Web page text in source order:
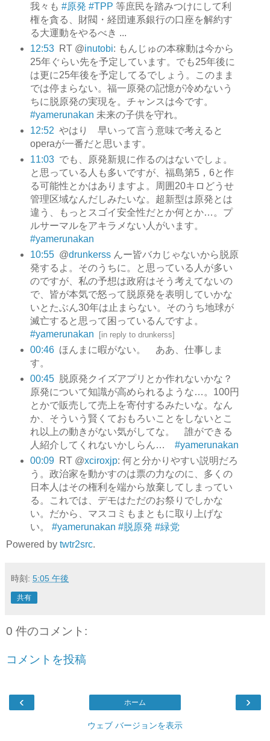
我々も #原発 #TPP 等庶民を踏みつけにして利
権を貪る、財閥・経団連系銀行の口座を解約す
る大運動をやるべき ...
12:53
RT @inutobi: もんじゅの本稼動は今から
25年ぐらい先を予定しています。でも25年後に
は更に25年後を予定してるでしょう。このまま
では停まらない。福一原発の記憶が冷めないう
ちに脱原発の実現を。チャンスは今です。
#yamerunakan 未来の子供を守れ。
12:52 やはり 早いって言う意味で考えると
operaが一番だと思います。
11:03 でも、原発新規に作るのはないでしょ。
と思っている人も多いですが、福島第5，6と作
る可能性とかはありますよ。周囲20キロどうせ
管理区域なんだしみたいな。超新型は原発とは
違う、もっとスゴイ安全性だとか何とか…。プ
ルサーマルをアキラメない人がいます。
#yamerunakan
10:55 @drunkerssんー皆バカじゃないから脱原
発するよ。そのうちに。と思っている人が多い
のですが、私の予想は政府はそう考えてないの
で、皆が本気で怒って脱原発を表明していかな
いとたぶん30年は止まらない。そのうち地球が
滅亡すると思って困っているんですよ。
#yamerunakan [in reply to drunkerss]
00:46 ほんまに暇がない。 ああ、仕事しま
す。
00:45
脱原発クイズアプリとか作れないかな？
原発について知識が高められるような…。100円
とかで販売して売上を寄付するみたいな。なん
か、そういう賢くておもろいことをしないとこ
れ以上の動きがない気がしてな。 誰ができる
人紹介してくれないかしらん… #yamerunakan
00:09
RT @xciroxjp: 何と分かりやすい説明だろ
う。政治家を動かすのは票の力なのに、多くの
日本人はその権利を端から放棄してしまってい
る。これでは、デモはただのお祭りでしかな
い。だから、マスコミもまともに取り上げな
い。 #yamerunakan #脱原発 #緑党
Powered by twtr2src.
時刻: 5:05 午後
共有
0 件のコメント:
コメントを投稿
‹ ›
ホーム
ウェブ バージョンを表示